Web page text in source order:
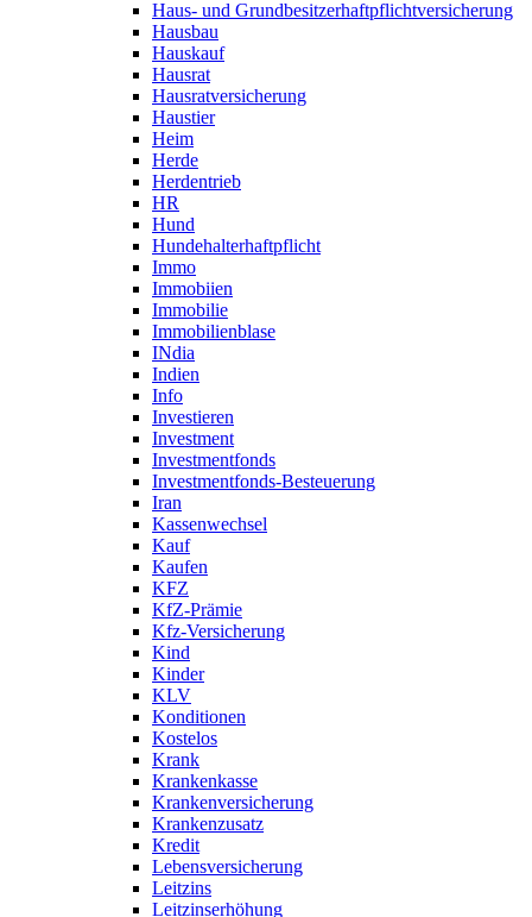
Haus- und Grundbesitzerhaftpflichtversicherung
Hausbau
Hauskauf
Hausrat
Hausratversicherung
Haustier
Heim
Herde
Herdentrieb
HR
Hund
Hundehalterhaftpflicht
Immo
Immobiien
Immobilie
Immobilienblase
INdia
Indien
Info
Investieren
Investment
Investmentfonds
Investmentfonds-Besteuerung
Iran
Kassenwechsel
Kauf
Kaufen
KFZ
KfZ-Prämie
Kfz-Versicherung
Kind
Kinder
KLV
Konditionen
Kostelos
Krank
Krankenkasse
Krankenversicherung
Krankenzusatz
Kredit
Lebensversicherung
Leitzins
Leitzinserhöhung